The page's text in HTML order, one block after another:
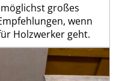
großes
wenn
Holzwerker geht.